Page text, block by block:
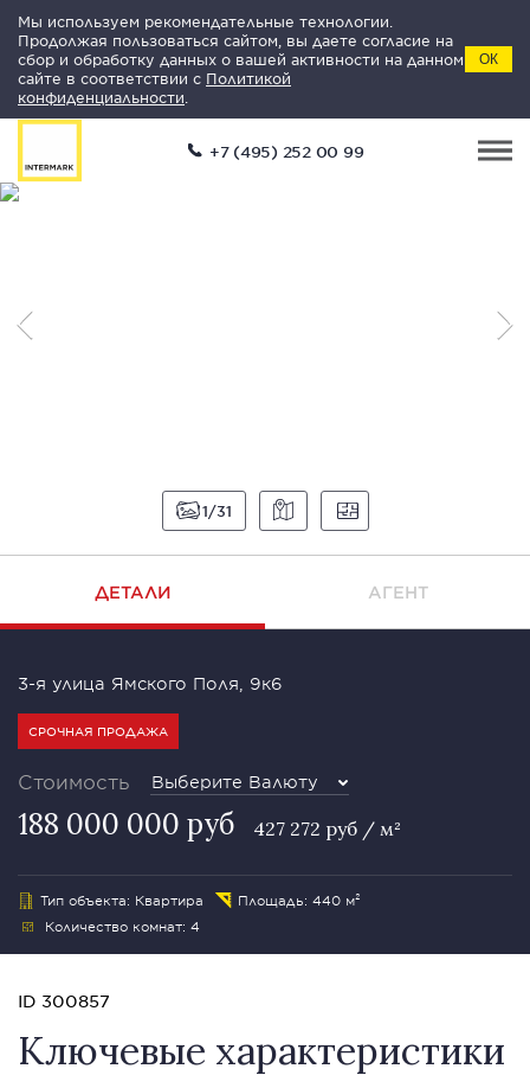
Мы используем рекомендательные технологии.
Продолжая пользоваться сайтом, вы даете согласие на
сбор и обработку данных о вашей активности на данном
сайте в соответствии с Политикой
конфиденциальности
ОК
+7 (495) 252 00 99
1 31
ДЕТАЛИ АГЕНТ
3-я улица Ямского Поля, 9к6
СРОЧНАЯ ПРОДАЖА
Стоимость Выберите Валюту
188 000 000 руб 427 272 руб / м²
Тип объекта: Квартира
Площадь: 440 м²
Количество комнат: 4
ID 300857
Ключевые характеристики